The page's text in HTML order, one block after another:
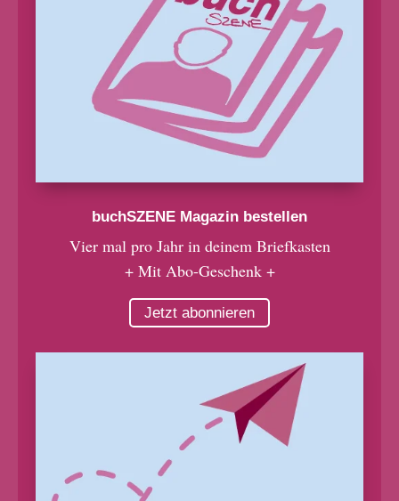
buchSZENE Magazin bestellen
Vier mal pro Jahr in deinem Briefkasten
+ Mit Abo-Geschenk +
Jetzt abonnieren